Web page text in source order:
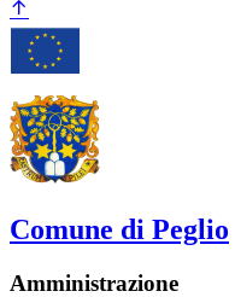
Comune di Peglio
Amministrazione